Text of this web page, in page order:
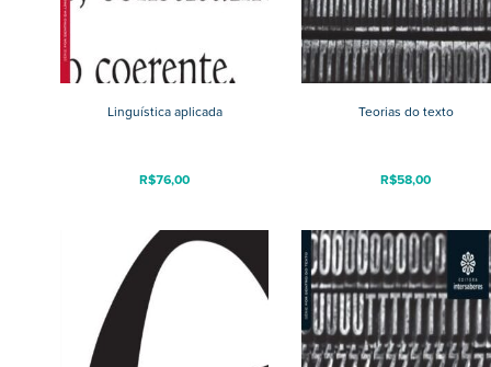
Linguística aplicada
R$76,00
Teorias do texto
R$58,00